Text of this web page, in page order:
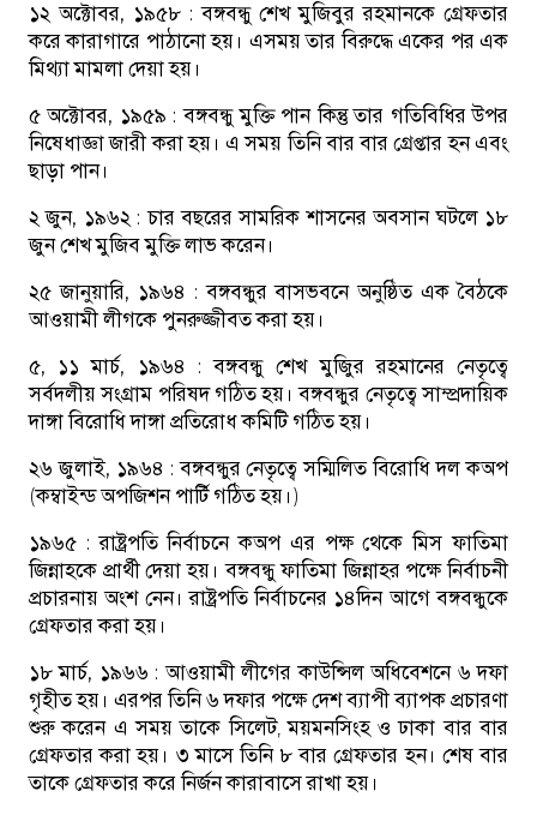
১২ অক্টোবর, ১৯৫৮ : বঙ্গবন্ধু শেখ মুজিবুর রহমানকে গ্রেফতার
করে কারাগারে পাঠানো হয়। এসময় তার বিরুদ্ধে একের পর এক
মিথ্যা মামলা দেয়া হয়।
৫ অক্টোবর, ১৯৫৯ : বঙ্গবন্ধু মুক্তি পান কিন্তু তার গতিবিধির উপর
নিষেধাজ্ঞা জারী করা হয়। এ সময় তিনি বার বার গ্রেপ্তার হন এবং
ছাড়া পান।
২ জুন, ১৯৬২ : চার বছরের সামরিক শাসনের অবসান ঘটলে ১৮
জুন শেখ মুজিব মুক্তি লাভ করেন।
২৫ জানুয়ারি, ১৯৬৪ : বঙ্গবন্ধুর বাসভবনে অনুষ্ঠিত এক বৈঠকে
আওয়ামী লীগকে পুনরুজ্জীবত করা হয়।
৫, ১১ মার্চ, ১৯৬৪ : বঙ্গবন্ধু শেখ মুজিুর রহমানের নেতৃত্বে
সর্বদলীয় সংগ্রাম পরিষদ গঠিত হয়। বঙ্গবন্ধুর নেতৃত্বে সাম্প্রদায়িক
দাঙ্গা বিরোধি দাঙ্গা প্রতিরোধ কমিটি গঠিত হয়।
২৬ জুলাই, ১৯৬৪ : বঙ্গবন্ধুর নেতৃত্বে সম্মিলিত বিরোধি দল কঅপ
(কম্বাইন্ড অপজিশন পার্টি গঠিত হয়।)
১৯৬৫ : রাষ্ট্রপতি নির্বাচনে কঅপ এর পক্ষ থেকে মিস ফাতিমা
জিন্নাহকে প্রার্থী দেয়া হয়। বঙ্গবন্ধু ফাতিমা জিন্নাহর পক্ষে নির্বাচনী
প্রচারনায় অংশ নেন। রাষ্ট্রপতি নির্বাচনের ১৪দিন আগে বঙ্গবন্ধুকে
গ্রেফতার করা হয়।
১৮ মার্চ, ১৯৬৬ : আওয়ামী লীগের কাউন্সিল অধিবেশনে ৬ দফা
গৃহীত হয়। এরপর তিনি ৬ দফার পক্ষে দেশ ব্যাপী ব্যাপক প্রচারণা
শুরু করেন এ সময় তাকে সিলেট, ময়মনসিংহ ও ঢাকা বার বার
গ্রেফতার করা হয়। ৩ মাসে তিনি ৮ বার গ্রেফতার হন। শেষ বার
তাকে গ্রেফতার করে নির্জন কারাবাসে রাখা হয়।